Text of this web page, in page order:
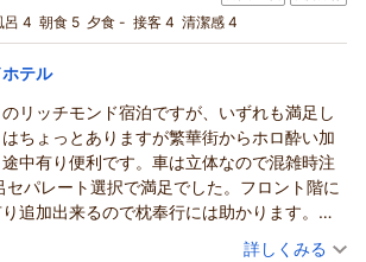
少しでも楽しく、ゆったりとお過ごしいた
ておりますので、お楽しみいただけたこと
ます。
に安心して快適にお過ごしいただけるホテ
サービスの充実に努めておりますので、そ
ただけることは私どもにとって大きな励み
に行く際は泊まりたいホテルです」とのお
たことは、何より嬉しく、スタッフ一同の
ングル 食事なし
円(大人一人あたり/税込)
ドホテル仙台にご宿泊いただき誠にありが
をお寄せいただき誠にありがとうございま
タッフの対応についてお褒めのお言葉をい
呂 4 朝食 5 夕食 - 接客 4 清潔感 4
テル
リッチモンド宿泊ですが、いずれも満足し
ちょっとありますが繁華街からホロ酔い加
中有り便利です。車は立体なので混雑時注
パレート選択で満足でした。フロント階に
追加出来るので枕奉行には助かります。朝
いロイヤルホストブッフェ、仙台も良かっ
（投稿日：2026/07/25）
詳しくみる